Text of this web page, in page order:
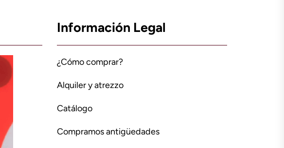
Información Legal
¿Cómo comprar?
Alquiler y atrezzo
Catálogo
Compramos antigüedades